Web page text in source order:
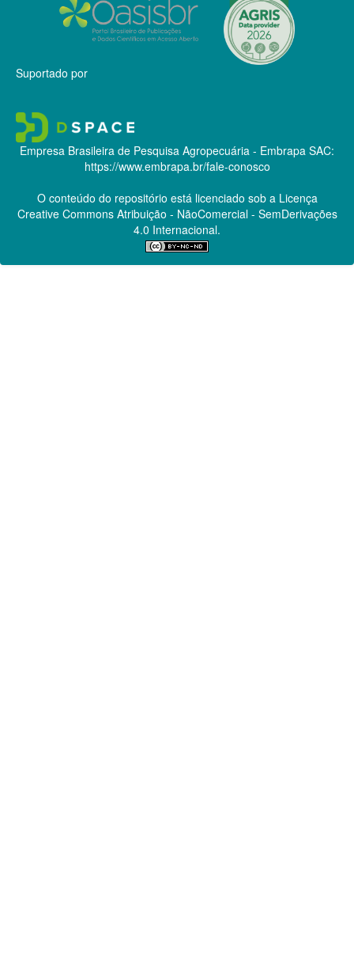
Suportado por
Empresa Brasileira de Pesquisa Agropecuária - Embrapa SAC:
https://www.embrapa.br/fale-conosco
O conteúdo do repositório está licenciado sob a Licença
Creative CommonsAtribuição - NãoComercial - SemDerivações
4.0 Internacional.